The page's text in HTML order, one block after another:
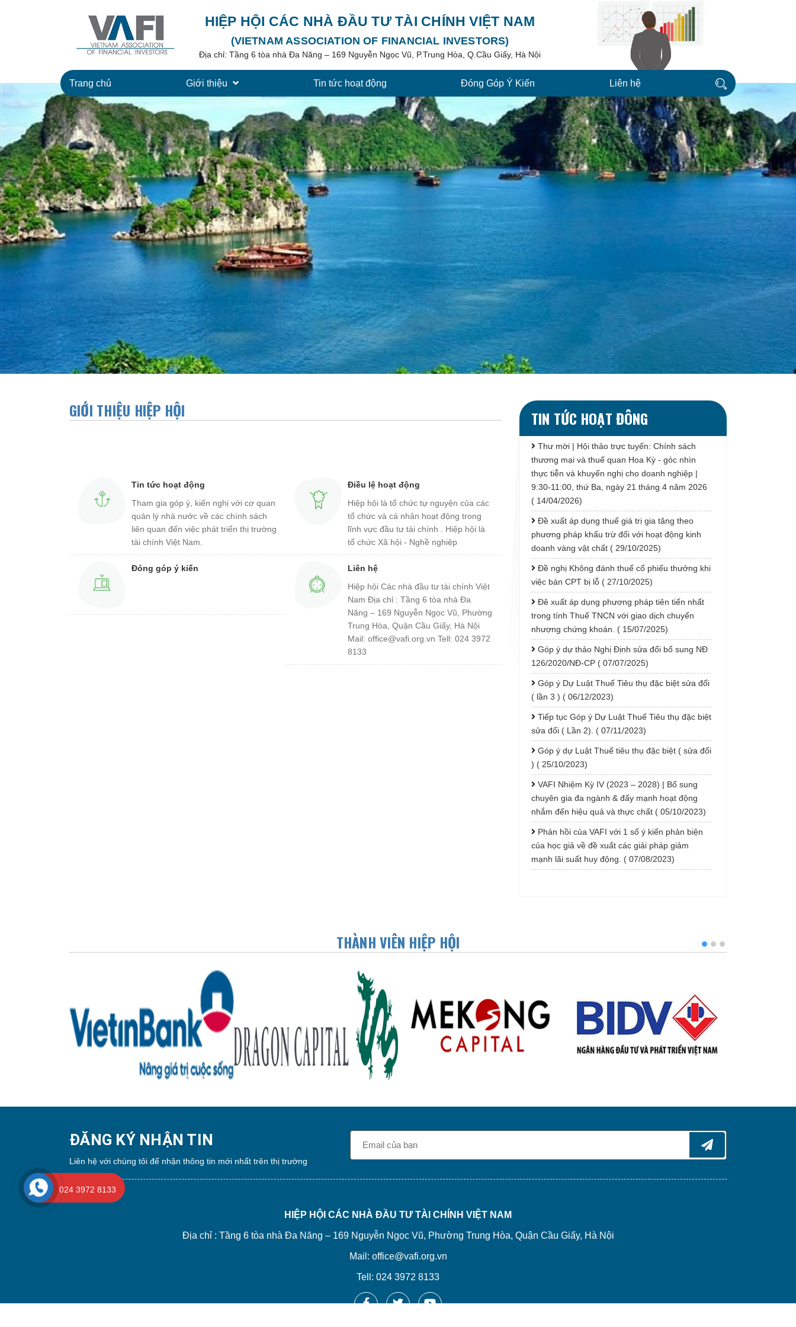
HIỆP HỘI CÁC NHÀ ĐẦU TƯ TÀI CHÍNH VIỆT NAM
(VIETNAM ASSOCIATION OF FINANCIAL INVESTORS)
Địa chỉ: Tầng 6 tòa nhà Đa Năng – 169 Nguyễn Ngọc Vũ, P.Trung Hòa, Q.Cầu Giấy, Hà Nội
Trang chủ Giới thiệu Tin tức hoạt động Đóng Góp Ý Kiến Liên hệ
GIỚI THIỆU HIỆP HỘI
Tin tức hoạt động
Tham gia góp ý, kiến nghị với cơ quan
quản lý nhà nước về các chính sách
liên quan đến việc phát triển thị trường
tài chính Việt Nam.
Điều lệ hoạt động
Hiệp hội là tổ chức tự nguyện của các
tổ chức và cá nhân hoạt động trong
lĩnh vực đầu tư tài chính . Hiệp hội là
tổ chức Xã hội - Nghề nghiệp
Đóng góp ý kiến
Liên hệ
Hiệp hội Các nhà đầu tư tài chính Việt
Nam Địa chỉ : Tầng 6 tòa nhà Đa
Năng – 169 Nguyễn Ngọc Vũ, Phường
Trung Hòa, Quận Cầu Giấy, Hà Nội
Mail: office@vafi.org.vn Tell: 024 3972
8133
TIN TỨC HOẠT ĐÔNG
Thư mời | Hội thảo trực tuyến: Chính sách
thương mại và thuế quan Hoa Kỳ - góc nhìn
thực tiễn và khuyến nghị cho doanh nghiệp |
9:30-11:00, thứ Ba, ngày 21 tháng 4 năm 2026
( 14/04/2026)
Đề xuất áp dụng thuế giá trị gia tăng theo
phương pháp khấu trừ đối với hoạt động kinh
doanh vàng vật chất ( 29/10/2025)
Đề nghị Không đánh thuế cổ phiếu thưởng khi
việc bán CPT bị lỗ ( 27/10/2025)
Đê xuất áp dụng phương pháp tiên tiến nhất
trong tính Thuế TNCN với giao dịch chuyển
nhượng chứng khoán. ( 15/07/2025)
Góp ý dự thảo Nghị Định sửa đổi bổ sung NĐ
126/2020/NĐ-CP ( 07/07/2025)
Góp ý Dự Luật Thuế Tiêu thụ đặc biệt sửa đổi
( lần 3 ) ( 06/12/2023)
Tiếp tục Góp ý Dự Luật Thuế Tiêu thụ đặc biệt
sửa đổi ( Lần 2). ( 07/11/2023)
Góp ý dự Luật Thuế tiêu thụ đặc biệt ( sửa đổi
) ( 25/10/2023)
VAFI Nhiệm Kỳ IV (2023 – 2028) | Bổ sung
chuyên gia đa ngành & đẩy mạnh hoạt động
nhắm đến hiệu quả và thực chất ( 05/10/2023)
Phản hồi của VAFI với 1 số ý kiến phản biện
của học giả về đề xuất các giải pháp giảm
mạnh lãi suất huy động. ( 07/08/2023)
THÀNH VIÊN HIỆP HỘI
024 3972 8133
ĐĂNG KÝ NHẬN TIN
Liên hệ với chúng tôi để nhận thông tin mới nhất trên thị trường
HIỆP HỘI CÁC NHÀ ĐẦU TƯ TÀI CHÍNH VIỆT NAM
Địa chỉ : Tầng 6 tòa nhà Đa Năng – 169 Nguyễn Ngọc Vũ, Phường Trung Hòa, Quận Cầu Giấy, Hà Nội
Mail: office@vafi.org.vn
Tell: 024 3972 8133